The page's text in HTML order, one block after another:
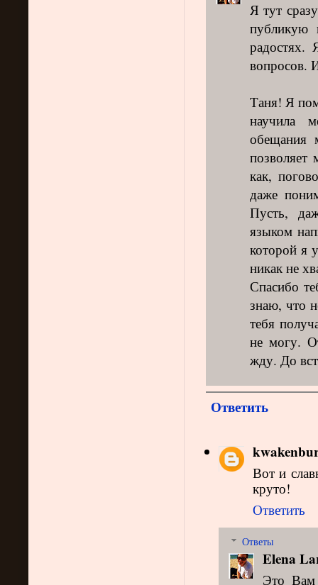
Я тут
публикую
радостях.
вопросов.
Таня! Я
научила
обещания
позволяет
как,
даже
Пусть,
языком
которой я
никак не
Спасибо
знаю, что
тебя
не могу.
жду. До
Ответить
Вот и
круто!
Ответить
Ответы
Elena
Это Вам